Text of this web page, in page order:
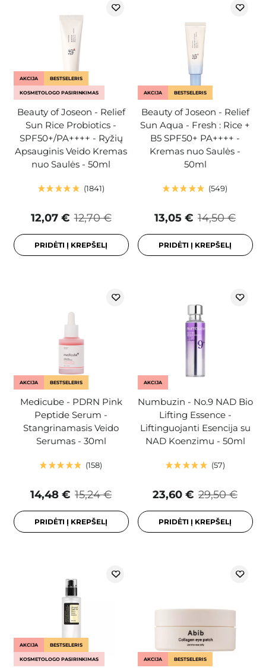
AKCIJA BESTSELERIS
KOSMETOLOGO PASIRINKIMAS
Beauty of Joseon - Relief
Sun Rice Probiotics -
SPF50+/PA++++ - Ryžių
Apsauginis Veido Kremas
nuo Saulės - 50ml
1841
12,70 €
12,07 €
PRIDĖTI Į KREPŠELĮ
AKCIJA BESTSELERIS
Beauty of Joseon - Relief
Sun Aqua - Fresh : Rice +
B5 SPF50+ PA++++ -
Kremas nuo Saulės -
50ml
549
14,50 €
13,05 €
PRIDĖTI Į KREPŠELĮ
AKCIJA BESTSELERIS
Medicube - PDRN Pink
Peptide Serum -
Stangrinamasis Veido
Serumas - 30ml
158
15,24 €
14,48 €
PRIDĖTI Į KREPŠELĮ
AKCIJA
Numbuzin - No.9 NAD Bio
Lifting Essence -
Liftinguojanti Esencija su
NAD Koenzimu - 50ml
57
29,50 €
23,60 €
PRIDĖTI Į KREPŠELĮ
AKCIJA BESTSELERIS
KOSMETOLOGO PASIRINKIMAS AKCIJA BESTSELERIS